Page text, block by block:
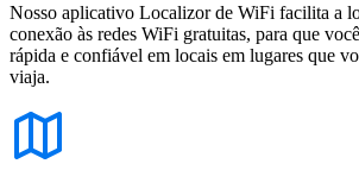
Nosso aplicativo Localizor de WiFi facilita a
conexão às redes WiFi gratuitas, para que
rápida e confiável em locais em lugares que
viaja.